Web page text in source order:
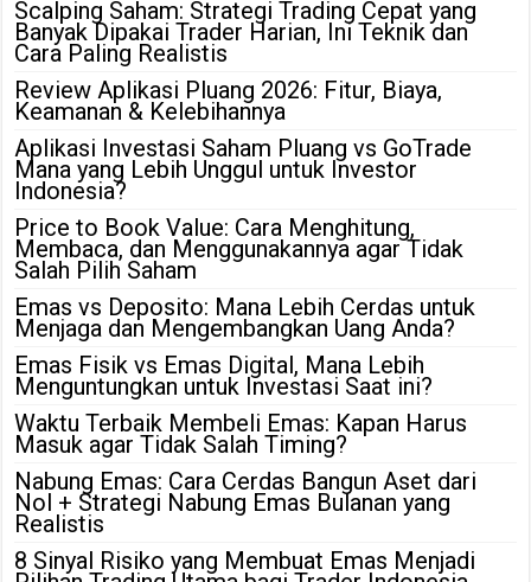
Scalping Saham: Strategi Trading Cepat yang
Banyak Dipakai Trader Harian, Ini Teknik dan
Cara Paling Realistis
Review Aplikasi Pluang 2026: Fitur, Biaya,
Keamanan & Kelebihannya
Aplikasi Investasi Saham Pluang vs GoTrade
Mana yang Lebih Unggul untuk Investor
Indonesia?
Price to Book Value: Cara Menghitung,
Membaca, dan Menggunakannya agar Tidak
Salah Pilih Saham
Emas vs Deposito: Mana Lebih Cerdas untuk
Menjaga dan Mengembangkan Uang Anda?
Emas Fisik vs Emas Digital, Mana Lebih
Menguntungkan untuk Investasi Saat ini?
Waktu Terbaik Membeli Emas: Kapan Harus
Masuk agar Tidak Salah Timing?
Nabung Emas: Cara Cerdas Bangun Aset dari
Nol + Strategi Nabung Emas Bulanan yang
Realistis
8 Sinyal Risiko yang Membuat Emas Menjadi